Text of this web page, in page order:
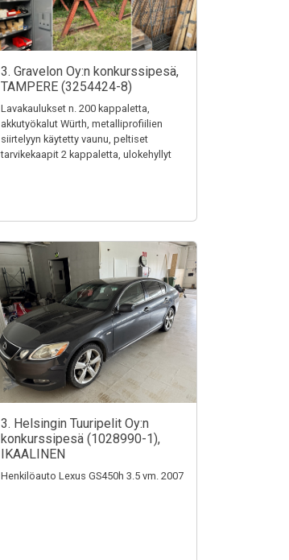
3. Gravelon Oy:n konkurssipesä,
TAMPERE (3254424-8)
Lavakaulukset n. 200 kappaletta,
akkutyökalut Würth, metalliprofiilien
siirtelyyn käytetty vaunu, peltiset
tarvikekaapit 2 kappaletta, ulokehyllyt
3. Helsingin Tuuripelit Oy:n
konkurssipesä (1028990-1),
IKAALINEN
Henkilöauto Lexus GS450h 3.5 vm. 2007